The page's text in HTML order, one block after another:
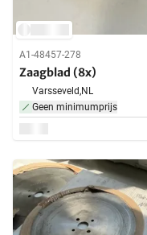
A1-48457-278
Zaagblad (8x)
Varsseveld,NL
Geen minimumprijs